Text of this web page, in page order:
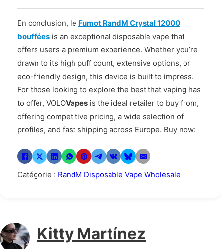
En conclusion, le Fumot RandM Crystal 12000
bouffées is an exceptional disposable vape that
offers users a premium experience. Whether you’re
drawn to its high puff count, extensive options, or
eco-friendly design, this device is built to impress.
For those looking to explore the best that vaping has
to offer, VOLOVapes is the ideal retailer to buy from,
offering competitive pricing, a wide selection of
profiles, and fast shipping across Europe. Buy now:
Catégorie : RandM Disposable Vape Wholesale
Kitty Martínez